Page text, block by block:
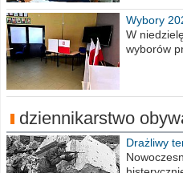
Wybory
procent
W
wyborów
dziennikarstwo
Drażliwy